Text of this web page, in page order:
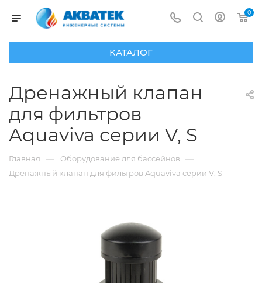
0
КАТАЛОГ
Дренажный клапан
для фильтров
Aquaviva серии V, S
Главная — Оборудование для бассейнов —
Дренажный клапан для фильтров Aquaviva серии V, S